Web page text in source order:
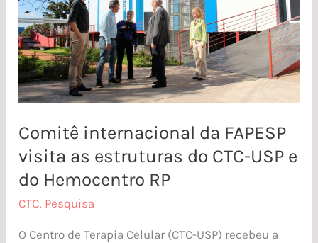
Comitê internacional da FAPESP
visita as estruturas do CTC-USP e
do Hemocentro RP
CTC, Pesquisa
O Centro de Terapia Celular (CTC-USP) recebeu a
visita
as
estruturas
do
CTC-
USP
Hemocentro
RP